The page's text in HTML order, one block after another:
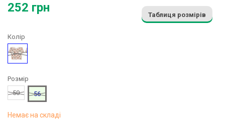
252 грн
Таблиця розмірів
Колір
Бежевий
Розмір
50
56
Немає на складі